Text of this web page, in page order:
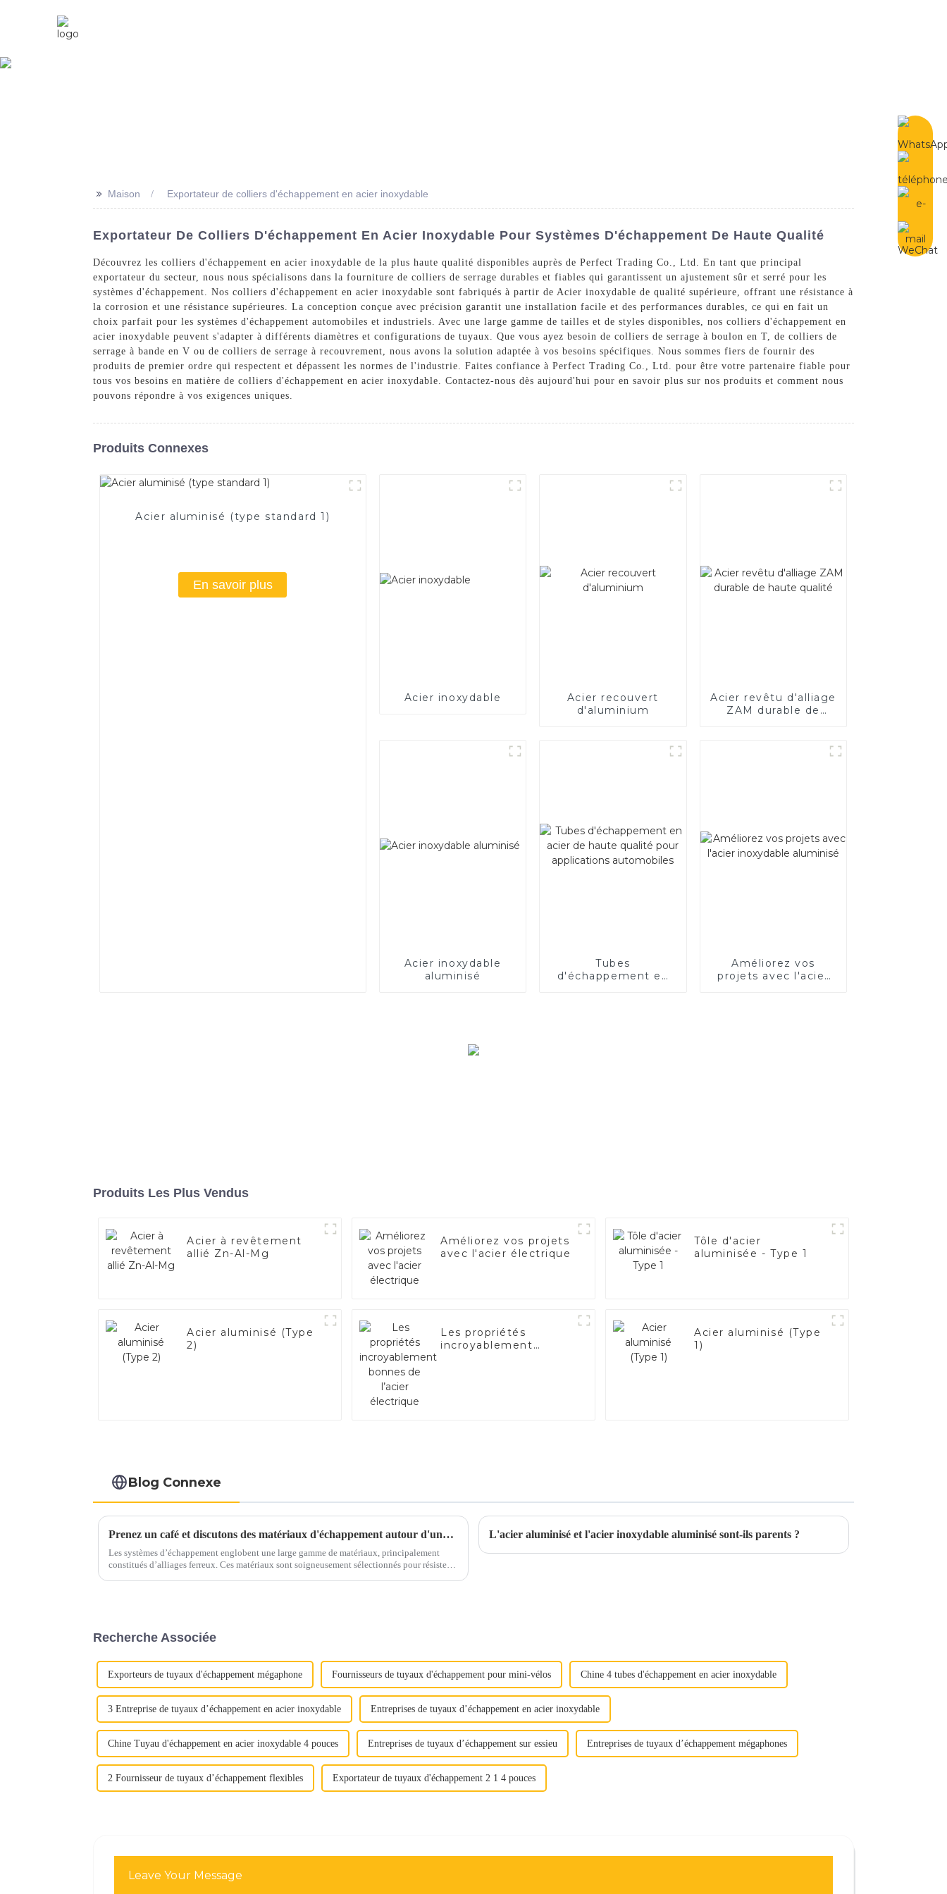
>> Maison Exportateur de colliers d'échappement en acier inoxydable
Exportateur De Colliers D'échappement En Acier Inoxydable Pour Systèmes D'échappement De Haute Qualité
Découvrez les colliers d'échappement en acier inoxydable de la plus haute qualité disponibles auprès de Perfect Trading Co., Ltd. En tant que principal
exportateur du secteur, nous nous spécialisons dans la fourniture de colliers de serrage durables et fiables qui garantissent un ajustement sûr et serré pour les
systèmes d'échappement. Nos colliers d'échappement en acier inoxydable sont fabriqués à partir de Acier inoxydable de qualité supérieure, offrant une résistance à
la corrosion et une résistance supérieures. La conception conçue avec précision garantit une installation facile et des performances durables, ce qui en fait un
choix parfait pour les systèmes d'échappement automobiles et industriels. Avec une large gamme de tailles et de styles disponibles, nos colliers d'échappement en
acier inoxydable peuvent s'adapter à différents diamètres et configurations de tuyaux. Que vous ayez besoin de colliers de serrage à boulon en T, de colliers de
serrage à bande en V ou de colliers de serrage à recouvrement, nous avons la solution adaptée à vos besoins spécifiques. Nous sommes fiers de fournir des
produits de premier ordre qui respectent et dépassent les normes de l'industrie. Faites confiance à Perfect Trading Co., Ltd. pour être votre partenaire fiable pour
tous vos besoins en matière de colliers d'échappement en acier inoxydable. Contactez-nous dès aujourd'hui pour en savoir plus sur nos produits et comment nous
pouvons répondre à vos exigences uniques.
Produits Connexes
Acier aluminisé (type standard 1)
En savoir plus
Acier inoxydable
Acier recouvert
d'aluminium
Acier revêtu d'alliage
ZAM durable de
Acier inoxydable
aluminisé
Tubes
d'échappement en
Améliorez vos
projets avec l'acier
Produits Les Plus Vendus
Acier à revêtement
allié Zn-Al-Mg
Améliorez vos projets
avec l'acier électrique
Tôle d'acier
aluminisée - Type 1
Acier aluminisé (Type
2)
Les propriétés
incroyablement
Acier aluminisé (Type
1)
Blog Connexe
Prenez un café et discutons des matériaux d'échappement autour d'une tasse
Les systèmes d’échappement englobent une large gamme de matériaux, principalement
constitués d’alliages ferreux. Ces matériaux sont soigneusement sélectionnés pour résister
L'acier aluminisé et l'acier inoxydable aluminisé sont-ils parents ?
Recherche Associée
Exporteurs de tuyaux d'échappement mégaphone Fournisseurs de tuyaux d'échappement pour mini-vélos Chine 4 tubes d'échappement en acier inoxydable
3 Entreprise de tuyaux d’échappement en acier inoxydable Entreprises de tuyaux d’échappement en acier inoxydable
Chine Tuyau d'échappement en acier inoxydable 4 pouces Entreprises de tuyaux d’échappement sur essieu Entreprises de tuyaux d’échappement mégaphones
2 Fournisseur de tuyaux d’échappement flexibles Exportateur de tuyaux d'échappement 2 1 4 pouces
Leave Your Message